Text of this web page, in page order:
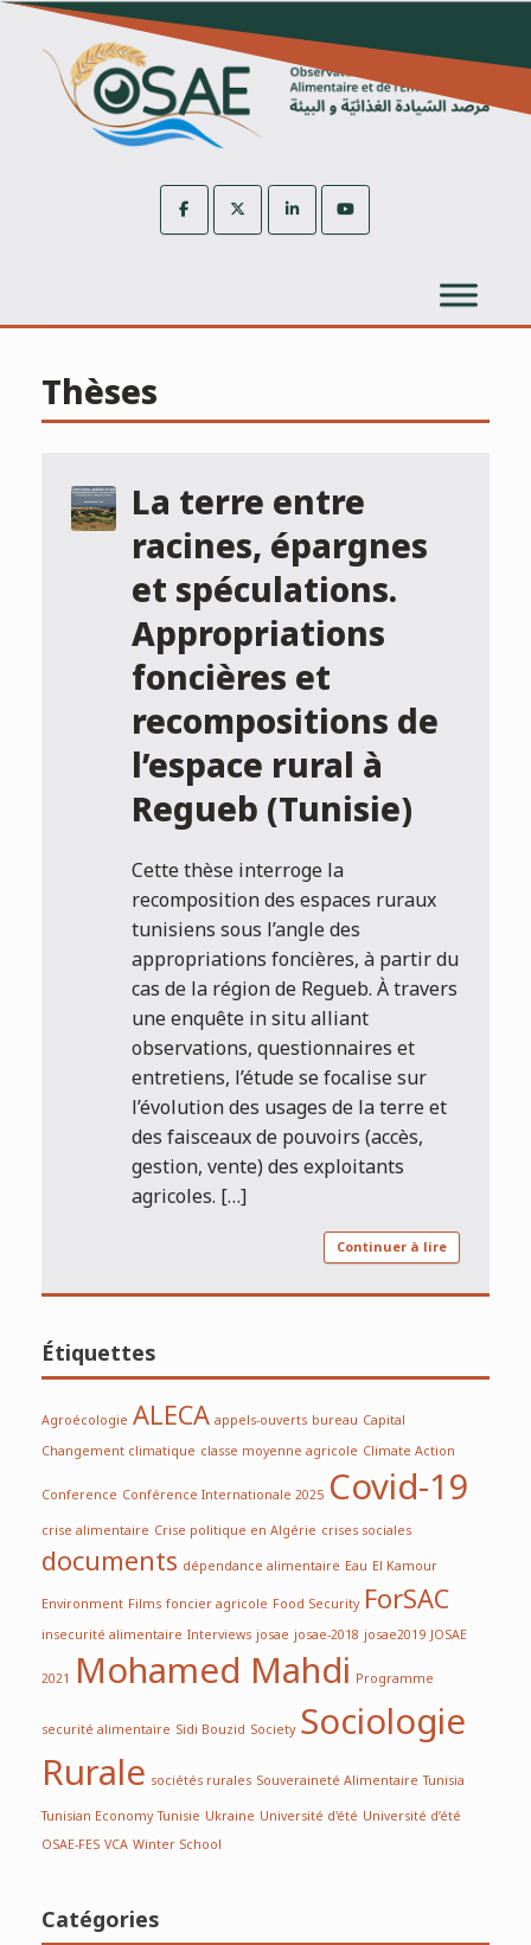
Skip
content
Thèses
La terre entre
racines, épargnes
et spéculations.
Appropriations
foncières et
recompositions de
l’espace rural à
Regueb (Tunisie)
Cette thèse interroge la
recomposition des espaces ruraux
tunisiens sous l’angle des
appropriations foncières, à partir du
cas de la région de Regueb. À travers
une enquête in situ alliant
observations, questionnaires et
entretiens, l’étude se focalise sur
l’évolution des usages de la terre et
des faisceaux de pouvoirs (accès,
gestion, vente) des exploitants
agricoles. […]
Continuer à lire
Étiquettes
Agroécologie ALECAappels-ouverts bureau Capital
Changement climatique classe moyenne agricole Climate Action
Conference Conférence Internationale 2025 Covid-19
crise alimentaire Crise politique en Algérie crises sociales
documents dépendance alimentaire Eau El Kamour
Environment Filmsfoncier agricole Food Security ForSAC
insecurité alimentaire Interviewsjosae josae-2018 josae2019JOSAE
2021 Mohamed Mahdi Programme
securité alimentaire Sidi Bouzid Society Sociologie
Rurale sociétés rurales Souveraineté Alimentaire Tunisia
Tunisian EconomyTunisie Ukraine Université d'été Université d’été
OSAE-FESVCAWinter School
Catégories